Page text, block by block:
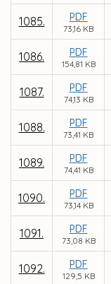
1085. PDF
73,16 KB
1086. PDF
154,81 KB
1087. PDF
74,13 KB
1088. PDF
73,41 KB
1089. PDF
74,41 KB
1090. PDF
73,14 KB
1091. PDF
73,08 KB
1092. PDF
129,5 KB